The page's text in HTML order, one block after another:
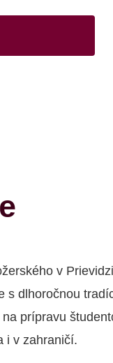
v
s dlhoročnou
prípravu
i v zahraničí.